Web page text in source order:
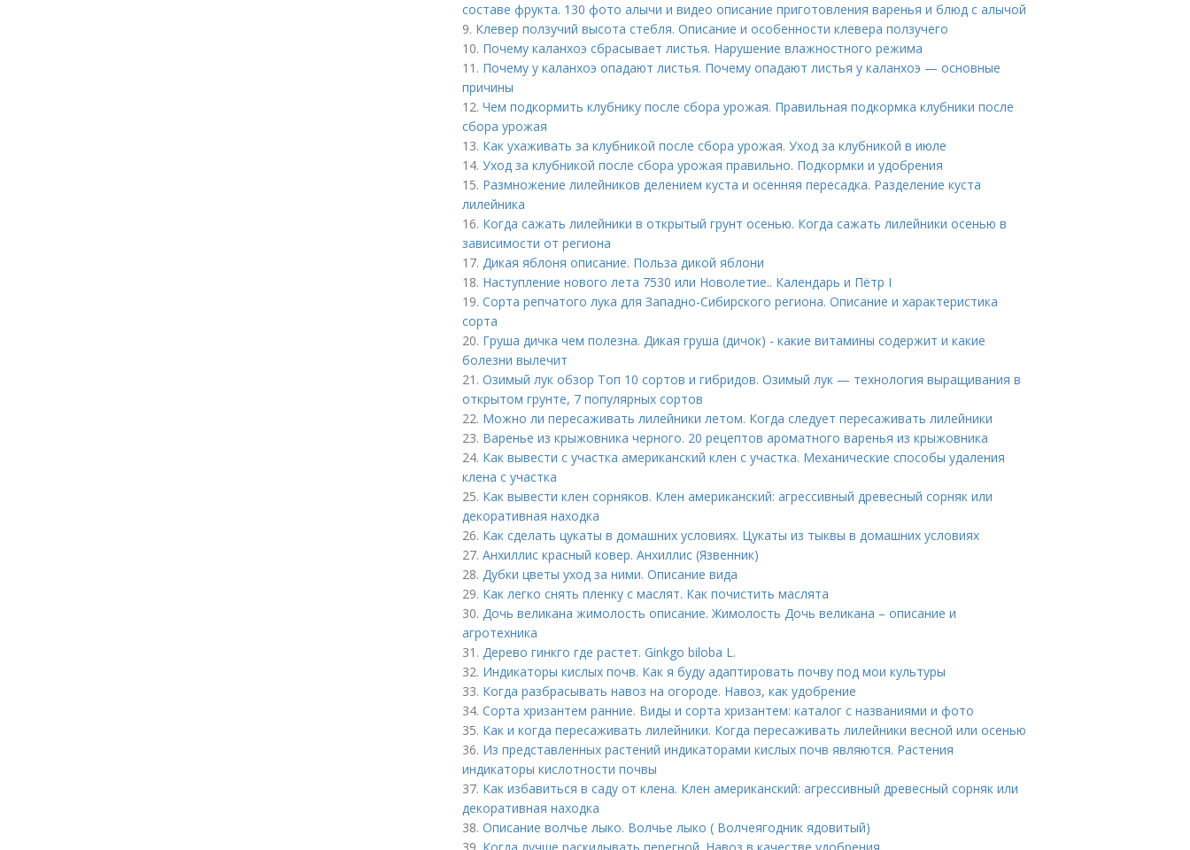
составе фрукта. 130 фото алычи и видео описание приготовления варенья и блюд с алычой
9. Клевер ползучий высота стебля. Описание и особенности клевера ползучего
10. Почему каланхоэ сбрасывает листья. Нарушение влажностного режима
11. Почему у каланхоэ опадают листья. Почему опадают листья у каланхоэ — основные
причины
12. Чем подкормить клубнику после сбора урожая. Правильная подкормка клубники после
сбора урожая
13. Как ухаживать за клубникой после сбора урожая. Уход за клубникой в июле
14. Уход за клубникой после сбора урожая правильно. Подкормки и удобрения
15. Размножение лилейников делением куста и осенняя пересадка. Разделение куста
лилейника
16. Когда сажать лилейники в открытый грунт осенью. Когда сажать лилейники осенью в
зависимости от региона
17. Дикая яблоня описание. Польза дикой яблони
18. Наступление нового лета 7530 или Новолетие.. Календарь и Пётр I
19. Сорта репчатого лука для Западно-Сибирского региона. Описание и характеристика
сорта
20. Груша дичка чем полезна. Дикая груша (дичок) - какие витамины содержит и какие
болезни вылечит
21. Озимый лук обзор Топ 10 сортов и гибридов. Озимый лук — технология выращивания в
открытом грунте, 7 популярных сортов
22. Можно ли пересаживать лилейники летом. Когда следует пересаживать лилейники
23. Варенье из крыжовника черного. 20 рецептов ароматного варенья из крыжовника
24. Как вывести с участка американский клен с участка. Механические способы удаления
клена с участка
25. Как вывести клен сорняков. Клен американский: агрессивный древесный сорняк или
декоративная находка
26. Как сделать цукаты в домашних условиях. Цукаты из тыквы в домашних условиях
27. Анхиллис красный ковер. Анхиллис (Язвенник)
28. Дубки цветы уход за ними. Описание вида
29. Как легко снять пленку с маслят. Как почистить маслята
30. Дочь великана жимолость описание. Жимолость Дочь великана – описание и
агротехника
31. Дерево гинкго где растет. Ginkgo biloba L.
32. Индикаторы кислых почв. Как я буду адаптировать почву под мои культуры
33. Когда разбрасывать навоз на огороде. Навоз, как удобрение
34. Сорта хризантем ранние. Виды и сорта хризантем: каталог с названиями и фото
35. Как и когда пересаживать лилейники. Когда пересаживать лилейники весной или осенью
36. Из представленных растений индикаторами кислых почв являются. Растения
индикаторы кислотности почвы
37. Как избавиться в саду от клена. Клен американский: агрессивный древесный сорняк или
декоративная находка
38. Описание волчье лыко. Волчье лыко ( Волчеягодник ядовитый)